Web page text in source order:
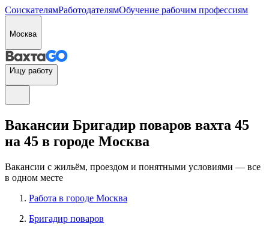
СоискателямРаботодателямОбучение рабочим профессиям
Москва
Ищу работу
Вакансии Бригадир поваров вахта 45
на 45 в городе Москва
Вакансии с жильём, проездом и понятными условиями — все
в одном месте
Работа в городе Москва
Бригадир поваров